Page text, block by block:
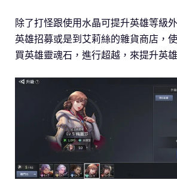
除了打怪跟使用水晶可提升英雄等級
英雄招募或是到艾莉絲的雜貨商店，
買英雄靈魂石，進行超越，來提升英